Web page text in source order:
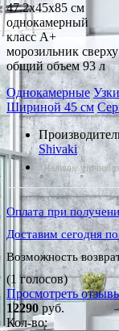
47.2x45x85 см
однокамерный
класс A+
морозильник сверху
общий объем 93 л
Однокамерные
Шириной 45 см
Shivaki
*Наличие
Оплата при
Доставим сегодня
Возможность
(1 голосов)
Просмотреть
12290 руб.
Кол-во: